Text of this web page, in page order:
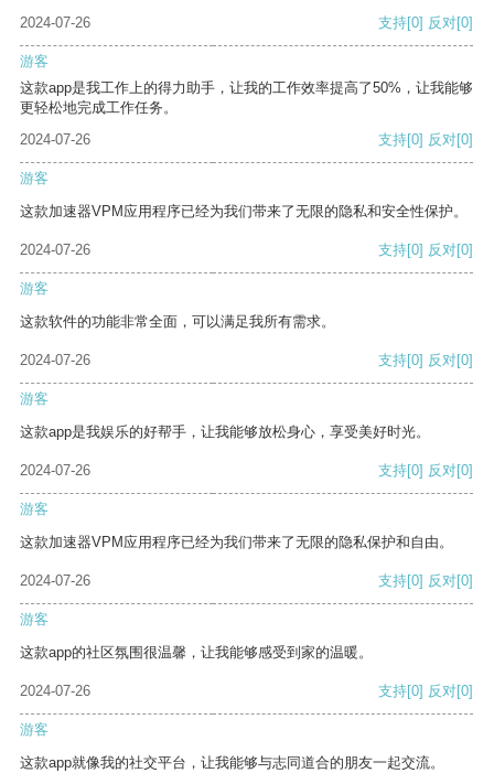
2024-07-26 支持[0] 反对[0]
游客
这款app是我工作上的得力助手，让我的工作效率提高了50%，让我能够
更轻松地完成工作任务。
2024-07-26
支持[0] 反对[0]
游客
这款加速器VPM应用程序已经为我们带来了无限的隐私和安全性保护。
2024-07-26 支持[0] 反对[0]
游客
这款软件的功能非常全面，可以满足我所有需求。
2024-07-26 支持[0] 反对[0]
游客
这款app是我娱乐的好帮手，让我能够放松身心，享受美好时光。
2024-07-26 支持[0] 反对[0]
游客
这款加速器VPM应用程序已经为我们带来了无限的隐私保护和自由。
2024-07-26 支持[0] 反对[0]
游客
这款app的社区氛围很温馨，让我能够感受到家的温暖。
2024-07-26 支持[0] 反对[0]
游客
这款app就像我的社交平台，让我能够与志同道合的朋友一起交流。